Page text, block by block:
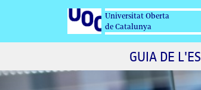
Universitat Oberta
de Catalunya
GUIA DE